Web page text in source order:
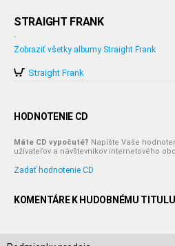
STRAIGHT FRANK
-
Zobraziť všetky albumy Straight Frank
Straight Frank
HODNOTENIE CD
Máte CD vypočuté? Napíšte Vaše
užívateľov a návštevníkov internetového
Zadať hodnotenie CD
KOMENTÁRE K HUDOBNÉMU TITULU